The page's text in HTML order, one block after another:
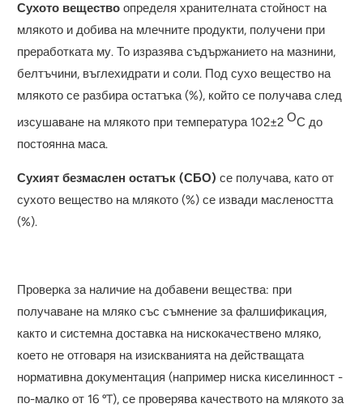
Сухото вещество определя хранителната стойност на
млякото и добива на млечните продукти, получени при
преработката му. То изразява съдържанието на мазнини,
белтъчини, въглехидрати и соли. Под сухо вещество на
млякото се разбира остатъка (%), който се получава след
изсушаване на млякото при температура 102±2ОС до
постоянна маса.
Сухият безмаслен остатък (СБО) се получава, като от
сухото вещество на млякото (%) се извади маслеността
(%).
Проверка за наличие на добавени вещества: при
получаване на мляко със съмнение за фалшификация,
както и системна доставка на нискокачествено мляко,
което не отговаря на изискванията на действащата
нормативна документация (например ниска киселинност -
по-малко от 16 ºT), се проверява качеството на млякото за